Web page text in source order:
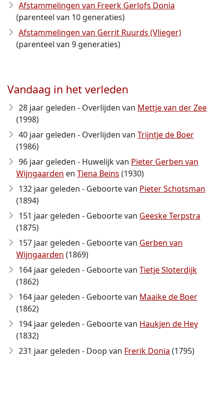
Afstammelingen van Freerk Gerlofs Donia
(parenteel van 10 generaties)
Afstammelingen van Gerrit Ruurds (Vlieger)
(parenteel van 9 generaties)
Vandaag in het verleden
28 jaar geleden - Overlijden van Mettje van der Zee
(1998)
40 jaar geleden - Overlijden van Trijntje de Boer
(1986)
96 jaar geleden - Huwelijk van Pieter Gerben van
Wijngaarden en Tiena Beins (1930)
132 jaar geleden - Geboorte van Pieter Schotsman
(1894)
151 jaar geleden - Geboorte van Geeske Terpstra
(1875)
157 jaar geleden - Geboorte van Gerben van
Wijngaarden (1869)
164 jaar geleden - Geboorte van Tietje Sloterdijk
(1862)
164 jaar geleden - Geboorte van Maaike de Boer
(1862)
194 jaar geleden - Geboorte van Haukjen de Hey
(1832)
231 jaar geleden - Doop van Frerik Donia (1795)